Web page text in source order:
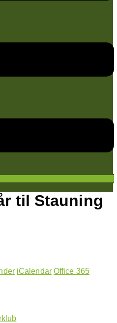
til Stauning
iCalendar Office 365